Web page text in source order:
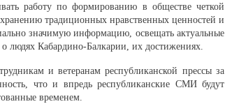
работу по формированию в обществе четкой
традиционных нравственных ценностей и
значимую информацию, освещать актуальные
людях Кабардино-Балкарии, их достижениях.
и ветеранам республиканской прессы за
что и впредь республиканские СМИ будут
временем.